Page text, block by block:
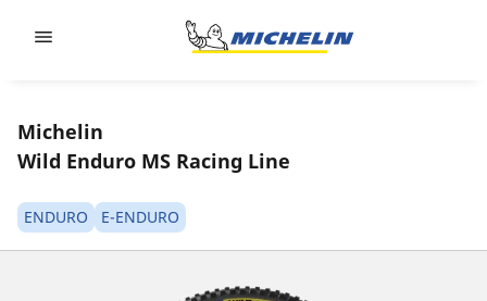
Michelin
Wild Enduro MS Racing Line
ENDURO E-ENDURO